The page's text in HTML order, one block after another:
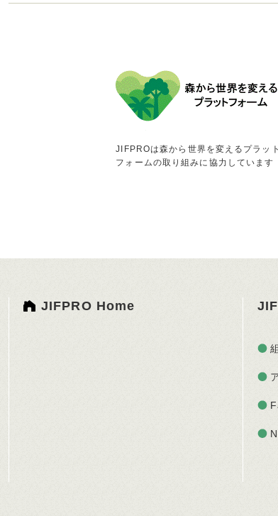
JIFPROは森から世界を変えるプラット
フォームの取り組みに協力しています
JIFPRO Home